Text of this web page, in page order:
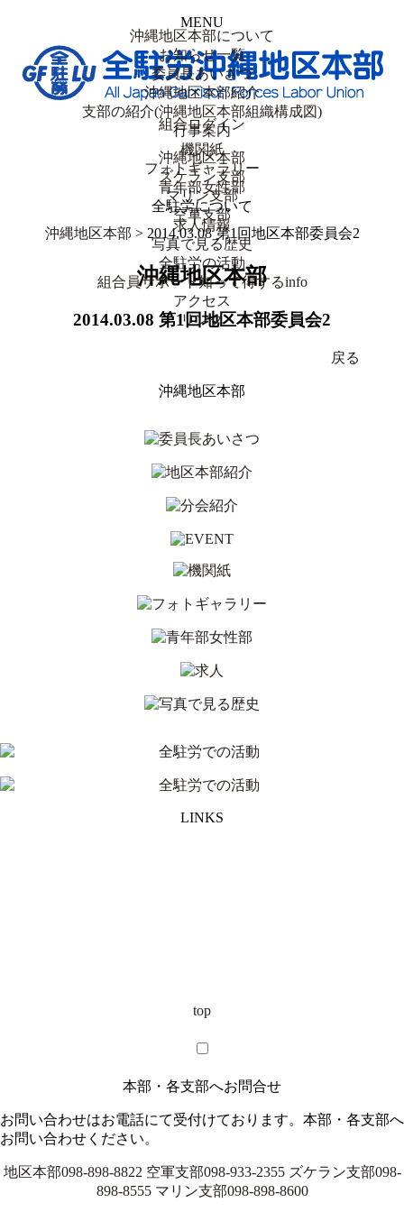
MENU
沖縄地区本部について
お知らせ一覧
委員長あいさつ
沖縄地区本部紹介
支部の紹介(沖縄地区本部組織構成図)
行事案内
機関紙
フォトギャラリー
青年部女性部
全駐労について
求人情報
写真で見る歴史
全駐労の活動
組合員サポート知って得するinfo
アクセス
リンク
組合ログイン
沖縄地区本部
ズケラン支部
マリン支部
空軍支部
沖縄地区本部 > 2014.03.08 第1回地区本部委員会2
沖縄地区本部
2014.03.08 第1回地区本部委員会2
戻る
沖縄地区本部
LINKS
top
本部・各支部へお問合せ
お問い合わせはお電話にて受付けております。本部・各支部へ
お問い合わせください。
地区本部098-898-8822 空軍支部098-933-2355 ズケラン支部098-
898-8555 マリン支部098-898-8600